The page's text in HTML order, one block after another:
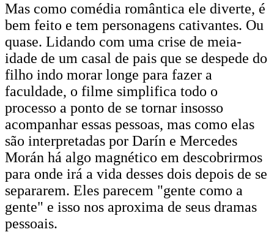
Mas como comédia romântica ele diverte, é
bem feito e tem personagens cativantes. Ou
quase. Lidando com uma crise de meia-
idade de um casal de pais que se despede do
filho indo morar longe para fazer a
faculdade, o filme simplifica todo o
processo a ponto de se tornar insosso
acompanhar essas pessoas, mas como elas
são interpretadas por Darín e Mercedes
Morán há algo magnético em descobrirmos
para onde irá a vida desses dois depois de se
separarem. Eles parecem "gente como a
gente" e isso nos aproxima de seus dramas
pessoais.